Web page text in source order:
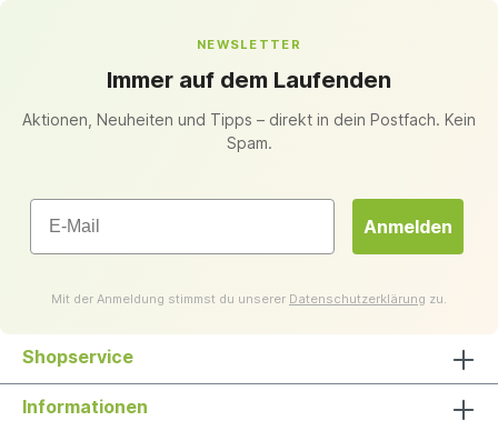
NEWSLETTER
Immer auf dem Laufenden
Aktionen, Neuheiten und Tipps – direkt in dein Postfach. Kein
Spam.
Email
Anmelden
Mit der Anmeldung stimmst du unserer Datenschutzerklärung zu.
Shopservice
Informationen